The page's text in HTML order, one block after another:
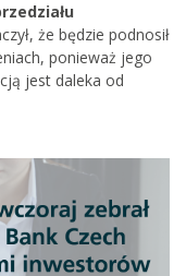
że będzie podnosił
ponieważ jego
jest daleka od